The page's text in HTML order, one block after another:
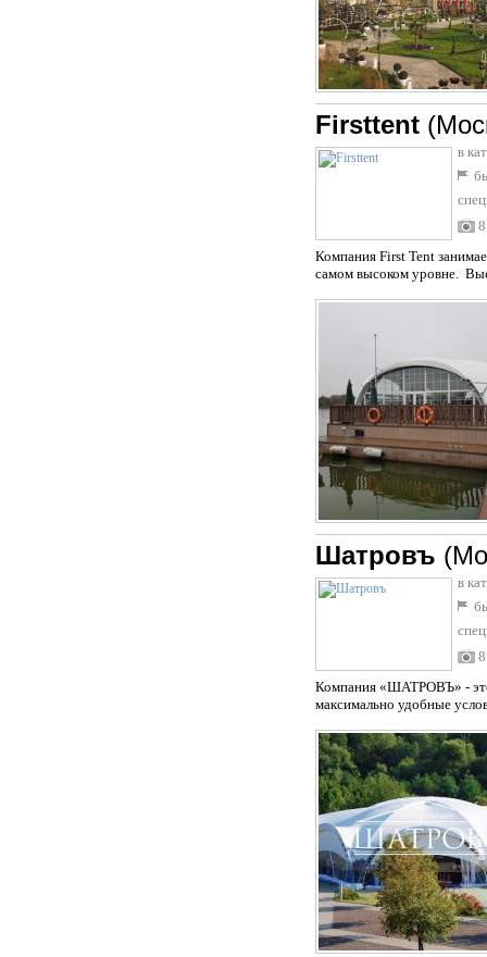
Firsttent
в
8
Компания First Tent
самом высоком уровне.
Шатровъ
в
8
Компания «ШАТРОВЪ» - это
максимально удобные